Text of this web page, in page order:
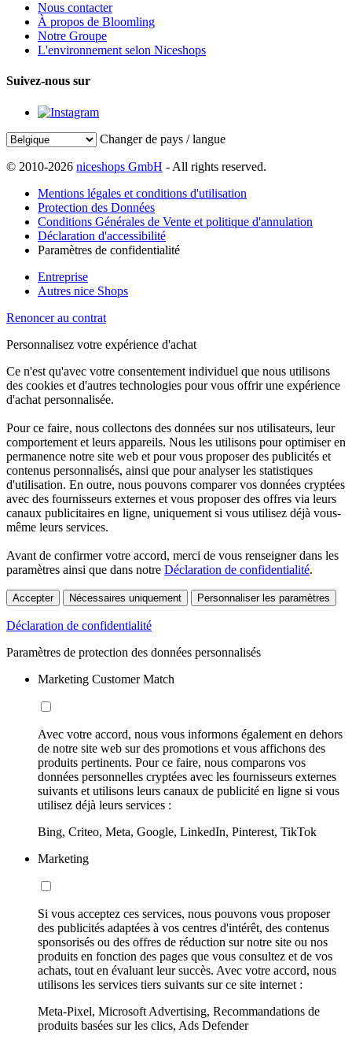
Nous contacter
À propos de Bloomling
Notre Groupe
L'environnement selon Niceshops
Suivez-nous sur
Changer de pays / langue
© 2010-2026 niceshops GmbH - All rights reserved.
Mentions légales et conditions d'utilisation
Protection des Données
Conditions Générales de Vente et politique d'annulation
Déclaration d'accessibilité
Paramètres de confidentialité
Entreprise
Autres nice Shops
Renoncer au contrat
Personnalisez votre expérience d'achat
Ce n'est qu'avec votre consentement individuel que nous utilisons
des cookies et d'autres technologies pour vous offrir une expérience
d'achat personnalisée.
Pour ce faire, nous collectons des données sur nos utilisateurs, leur
comportement et leurs appareils. Nous les utilisons pour optimiser en
permanence notre site web et pour vous proposer des publicités et
contenus personnalisés, ainsi que pour analyser les statistiques
d'utilisation. En outre, nous pouvons comparer vos données cryptées
avec des fournisseurs externes et vous proposer des offres via leurs
canaux publicitaires en ligne, uniquement si vous utilisez déjà vous-
même leurs services.
Avant de confirmer votre accord, merci de vous renseigner dans les
paramètres ainsi que dans notre Déclaration de confidentialité.
Accepter Nécessaires uniquement Personnaliser les paramètres
Déclaration de confidentialité
Paramètres de protection des données personnalisés
Marketing Customer Match
Avec votre accord, nous vous informons également en dehors
de notre site web sur des promotions et vous affichons des
produits pertinents. Pour ce faire, nous comparons vos
données personnelles cryptées avec les fournisseurs externes
suivants et utilisons leurs canaux de publicité en ligne si vous
utilisez déjà leurs services :
Bing, Criteo, Meta, Google, LinkedIn, Pinterest, TikTok
Marketing
Si vous acceptez ces services, nous pouvons vous proposer
des publicités adaptées à vos centres d'intérêt, des contenus
sponsorisés ou des offres de réduction sur notre site ou nos
produits en fonction des pages que vous consultez et de vos
achats, tout en évaluant leur succès. Avec votre accord, nous
utilisons les services tiers suivants sur ce site internet :
Meta-Pixel, Microsoft Advertising, Recommandations de
produits basées sur les clics, Ads Defender